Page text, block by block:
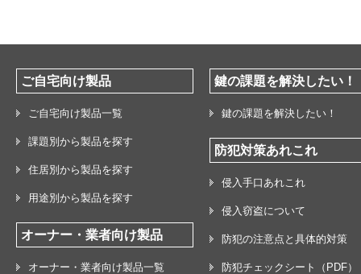
ご自宅向け製品
ご自宅向け製品一覧
課題別から製品を探す
住居別から製品を探す
用途別から製品を探す
オーナー・業者向け製品
オーナー・業者向け製品一覧
鍵の課題を解決したい！
鍵の課題を解決したい！
防犯対策あれこれ
侵入手口あれこれ
侵入窃盗について
防犯の注意点と具体的対策
防犯チェックシート（PDF）